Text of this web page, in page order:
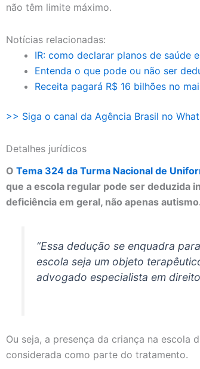
não têm limite máximo.
Notícias relacionadas:
IR: como declarar planos de saúde
Entenda o que pode ou não ser
Receita pagará R$ 16 bilhões no
>> Siga o canal da Agência Brasil no
Detalhes jurídicos
O Tema 324 da Turma Nacional de
que a escola regular pode ser deduzida
deficiência em geral, não apenas
“Essa dedução se enquadra
escola seja um objeto
advogado especialista em
Ou seja, a presença da criança na escola
considerada como parte do tratamento.